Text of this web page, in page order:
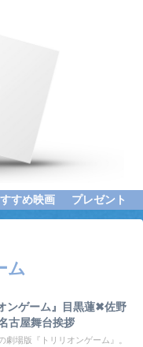
すめ映画 プレゼント
ム
ンゲーム』目黒蓮✖佐野
古屋舞台挨拶
劇場版『トリリオンゲーム』。